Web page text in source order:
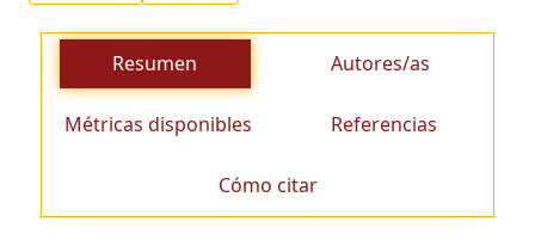
Resumen Autores/as
Métricas disponibles Referencias
Cómo citar